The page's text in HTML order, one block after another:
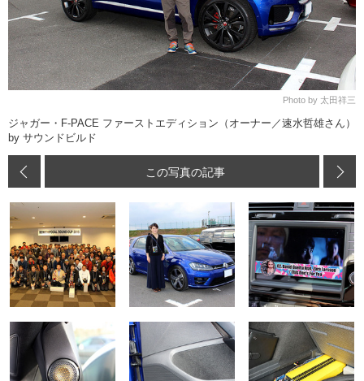
Photo by 太田祥三
ジャガー・F-PACE ファーストエディション（オーナー／速水哲雄さん）
by サウンドビルド
この写真の記事